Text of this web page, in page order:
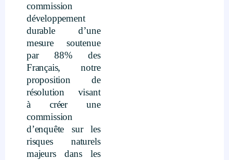
commission
développement
durable d’une
mesure soutenue
par 88% des
Français, notre
proposition de
résolution visant
à créer une
commission
d’enquête sur les
risques naturels
majeurs dans les